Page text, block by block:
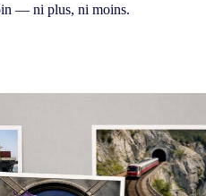
— ni plus, ni moins.